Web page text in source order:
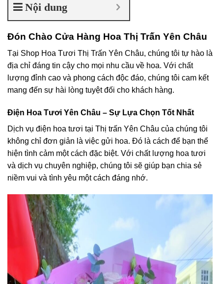
Nội dung
Đón Chào Cửa Hàng Hoa Thị Trấn Yên Châu
Tại Shop Hoa Tươi Thị Trấn Yên Châu, chúng tôi tự hào là
địa chỉ đáng tin cậy cho mọi nhu cầu về hoa. Với chất
lượng đỉnh cao và phong cách độc đáo, chúng tôi cam kết
mang đến sự hài lòng tuyệt đối cho khách hàng.
Điện Hoa Tươi Yên Châu – Sự Lựa Chọn Tốt Nhất
Dịch vụ điện hoa tươi tại Thị trấn Yên Châu của chúng tôi
không chỉ đơn giản là việc gửi hoa. Đó là cách để bạn thể
hiện tình cảm một cách đặc biệt. Với chất lượng hoa tươi
và dịch vụ chuyên nghiệp, chúng tôi sẽ giúp bạn chia sẻ
niềm vui và tình yêu một cách đáng nhớ.